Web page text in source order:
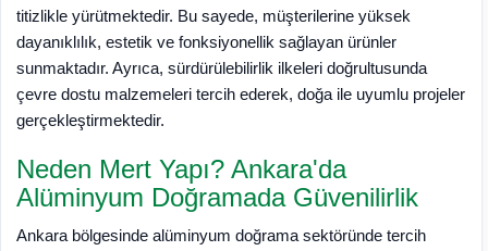
titizlikle yürütmektedir. Bu sayede, müşterilerine yüksek
dayanıklılık, estetik ve fonksiyonellik sağlayan ürünler
sunmaktadır. Ayrıca, sürdürülebilirlik ilkeleri doğrultusunda
çevre dostu malzemeleri tercih ederek, doğa ile uyumlu projeler
gerçekleştirmektedir.
Neden Mert Yapı? Ankara'da
Alüminyum Doğramada Güvenilirlik
Ankara bölgesinde alüminyum doğrama sektöründe tercih